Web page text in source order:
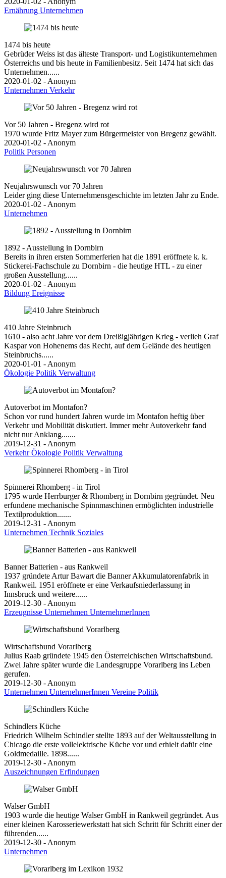
Ernährung Unternehmen
1474 bis heute
Gebrüder Weiss ist das älteste Transport- und Logistikunternehmen
Österreichs und bis heute in Familienbesitz. Seit 1474 hat sich das
Unternehmen......
2020-01-02 - Anonym
Unternehmen Verkehr
Vor 50 Jahren - Bregenz wird rot
1970 wurde Fritz Mayer zum Bürgermeister von Bregenz gewählt.
2020-01-02 - Anonym
Politik Personen
Neujahrswunsch vor 70 Jahren
Leider ging diese Unternehmensgeschichte im letzten Jahr zu Ende.
2020-01-02 - Anonym
Unternehmen
1892 - Ausstellung in Dornbirn
Bereits in ihren ersten Sommerferien hat die 1891 eröffnete k. k.
Stickerei-Fachschule zu Dornbirn - die heutige HTL - zu einer
großen Ausstellung......
2020-01-02 - Anonym
Bildung Ereignisse
410 Jahre Steinbruch
1610 - also acht Jahre vor dem Dreißigjährigen Krieg - verlieh Graf
Kaspar von Hohenems das Recht, auf dem Gelände des heutigen
Steinbruchs......
2020-01-01 - Anonym
Ökologie Politik Verwaltung
Autoverbot im Montafon?
Schon vor rund hundert Jahren wurde im Montafon heftig über
Verkehr und Mobilität diskutiert. Immer mehr Autoverkehr fand
nicht nur Anklang.......
2019-12-31 - Anonym
VerkehrÖkologie Politik Verwaltung
Spinnerei Rhomberg - in Tirol
1795 wurde Herrburger & Rhomberg in Dornbirn gegründet. Neu
erfundene mechanische Spinnmaschinen ermöglichten industrielle
Textilproduktion.......
2019-12-31 - Anonym
Unternehmen Technik Soziales
Banner Batterien - aus Rankweil
1937 gründete Artur Bawart die Banner Akkumulatorenfabrik in
Rankweil. 1951 eröffnete er eine Verkaufsniederlassung in
Innsbruck und weitere......
2019-12-30 - Anonym
Erzeugnisse Unternehmen UnternehmerInnen
Wirtschaftsbund Vorarlberg
Julius Raab gründete 1945 den Österreichischen Wirtschaftsbund.
Zwei Jahre später wurde die Landesgruppe Vorarlberg ins Leben
gerufen.
2019-12-30 - Anonym
Unternehmen UnternehmerInnen Vereine Politik
Schindlers Küche
Friedrich Wilhelm Schindler stellte 1893 auf der Weltausstellung in
Chicago die erste vollelektrische Küche vor und erhielt dafür eine
Goldmedaille. 1898......
2019-12-30 - Anonym
Auszeichnungen Erfindungen
Walser GmbH
1903 wurde die heutige Walser GmbH in Rankweil gegründet. Aus
einer kleinen Karosseriewerkstatt hat sich Schritt für Schritt einer der
führenden......
2019-12-30 - Anonym
Unternehmen